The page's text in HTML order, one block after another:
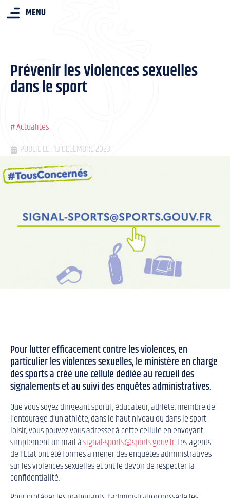
MENU
Prévenir les violences sexuelles
dans le sport
#Actualités
PUBLIÉ LE : 13 DÉCEMBRE 2023
Pour lutter efficacement contre les violences, en
particulier les violences sexuelles, le ministère en charge
des sports a créé une cellule dédiée au recueil des
signalements et au suivi des enquêtes administratives.
Que vous soyez dirigeant sportif, éducateur, athlète, membre de
l’entourage d’un athlète, dans le haut niveau ou dans le sport
loisir, vous pouvez vous adresser à cette cellule en envoyant
simplement un mail àsignal-sports@sports.gouv.fr. Les agents
de l’Etat ont été formés à mener des enquêtes administratives
sur les violences sexuelles et ont le devoir de respecter la
confidentialité.